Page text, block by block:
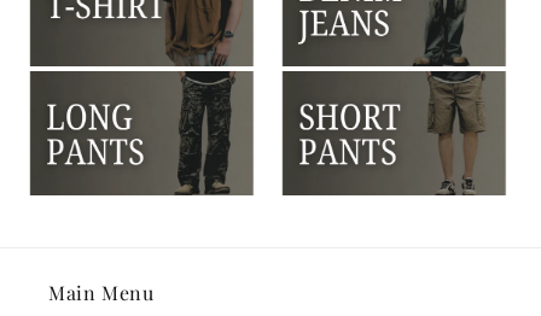
Main Menu